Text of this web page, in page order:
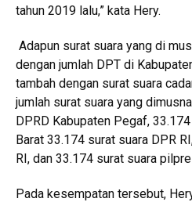
tahun 2019 lalu,” kata Hery.
Adapun surat suara yang di
dengan jumlah DPT di
tambah dengan surat suara
jumlah surat suara yang
DPRD Kabupaten Pegaf,
Barat 33.174 surat suara DPR
RI, dan 33.174 surat suara
Pada kesempatan tersebut,